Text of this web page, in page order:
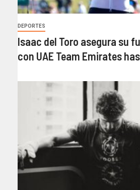
DEPORTES
Isaac del Toro asegura su
con UAE Team Emirates